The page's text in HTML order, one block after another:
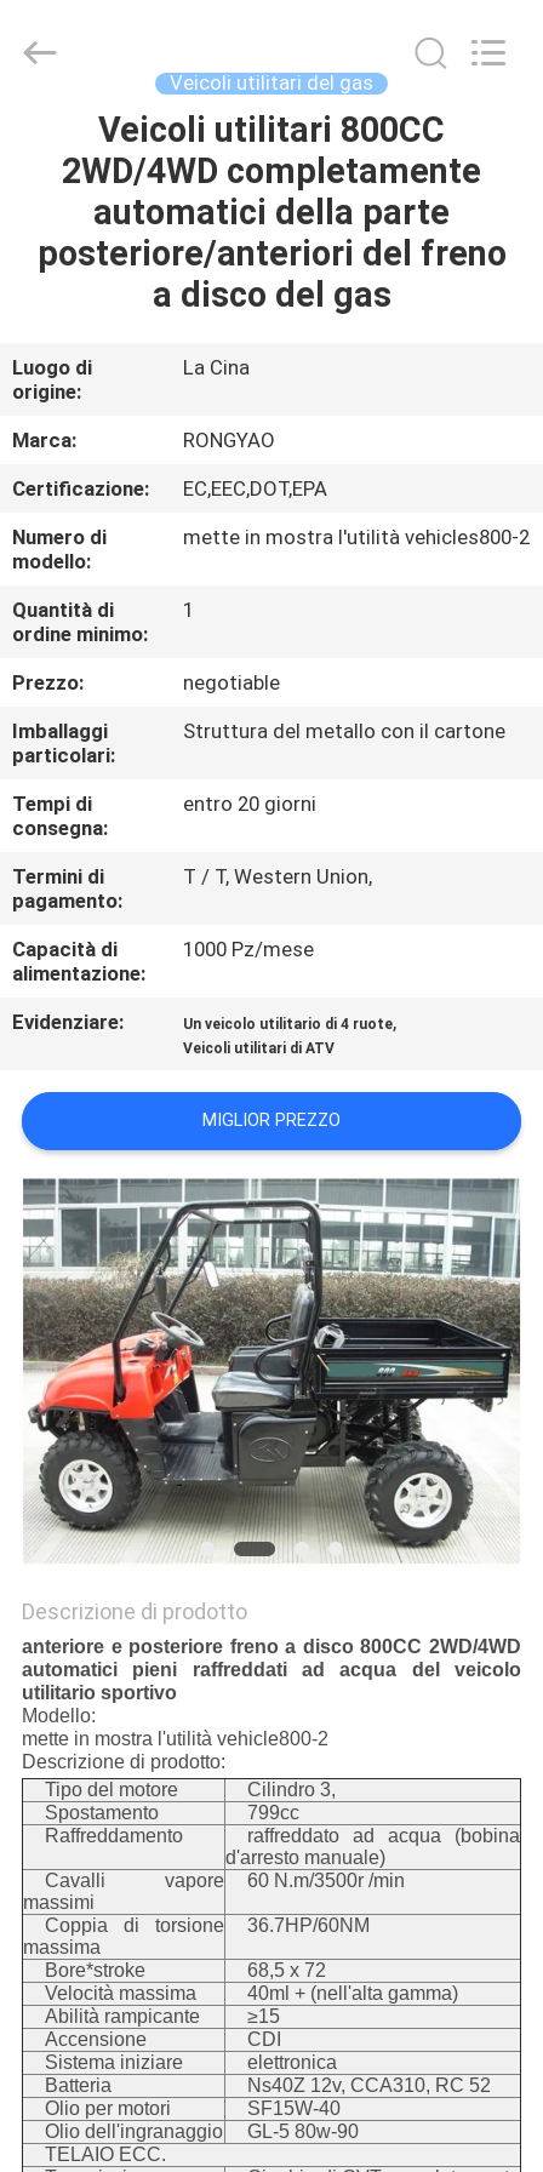
PRODOTTI
CIRCA
GIRO
DELLA
FABBRICA
CONTROLLO
DI
QUALITÀ
CONTATTICI
RICHIEDA
UNA
CITAZIONE
MAPPA
SITO
POLITICA
SULLA
PRIVACY
Rongyao
Vehicle
Veicoli utilitari del gas
Veicoli utilitari 800CC
2WD/4WD completamente
automatici della parte
posteriore/anteriori del freno
a disco del gas
Luogo di
origine:
La Cina
Marca:
RONGYAO
Certificazione:
EC,EEC,DOT,EPA
Numero di
modello:
mette in mostra l'utilità vehicles800-2
Quantità di
ordine minimo:
1
Prezzo:
negotiable
Imballaggi
particolari:
Struttura del metallo con il cartone
Tempi di
consegna:
entro 20 giorni
Termini di
pagamento:
T / T, Western Union,
Capacità di
alimentazione:
1000 Pz/mese
Evidenziare: Un veicolo utilitario di 4 ruote,
Veicoli utilitari di ATV
MIGLIOR PREZZO
Descrizione di prodotto
anteriore e posteriore freno a disco 800CC 2WD/4WD
automatici pieni raffreddati ad acqua del veicolo
utilitario sportivo
Modello:
mette in mostra l'utilità vehicle800-2
Descrizione di prodotto:
Tipo del motore
Cilindro 3,
Spostamento
799cc
Raffreddamento
raffreddato ad acqua (bobina
d'arresto manuale)
Cavalli vapore
massimi
60 N.m/3500r /min
Coppia di torsione
massima
36.7HP/60NM
Bore*stroke
68,5 x 72
Velocità massima
40ml + (nell'alta gamma)
Abilità rampicante
≥15
Accensione
CDI
Sistema iniziare
elettronica
Batteria
Ns40Z 12v, CCA310, RC 52
Olio per motori
SF15W-40
Olio dell'ingranaggio
GL-5 80w-90
TELAIO ECC.